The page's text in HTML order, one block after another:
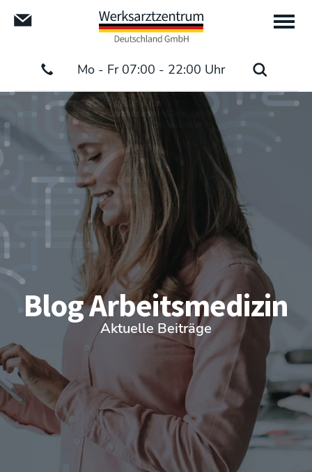
Mo - Fr 07:00 - 22:00 Uhr
Blog Arbeitsmedizin
Aktuelle Beiträge